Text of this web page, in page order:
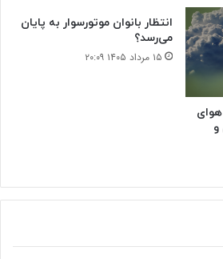
هوای
و
انتظار بانوان موتورسوار به پایان
می‌رسد؟
۱۵ مرداد ۱۴۰۵ ۲۰:۰۹